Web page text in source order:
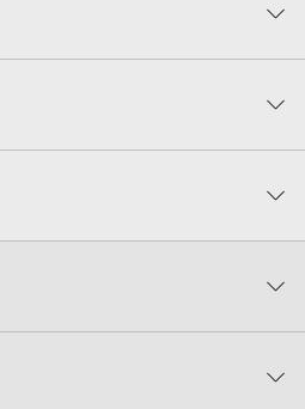
0%
のKONTAKT PLAYERではお使いい
ご注意：
FAT32でフォーマットされた